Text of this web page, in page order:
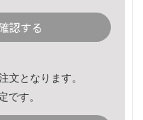
認する
文となります。
です。